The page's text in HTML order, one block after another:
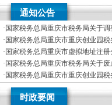
本公司主要业务为：
A.免费提供工商及税务咨询服务
B.重庆公司新设立、变更、验资
C.代办重庆个体营业执照新设立
D.重庆进出口权代办（新设立、
E.协助一般纳税人申请
F.内资公司税务代理（新公司税
G.代理商标注册（设计及申请）
H.注册香港公司
I.内资公司重庆分公司新设立、变
通知公告
· 国家税务总局重庆市税务局关于
车行业纳税人征收管理方式的公司
· 国家税务总局重庆市重庆创业园税
开招聘事业单位工作人员体检公告
· 国家税务总局重庆市虚拟地址注册
年度拟录用公务员公示公告（第一
· 国家税务总局重庆市税务局关于
局重庆市税务局关于发布修订后的
· 国家税务总局重庆市重庆创业园税
开招聘事业单位工作人员笔试公告
国家税务总局重庆市税务局关于
税商店名单和“即买即退”商店名单
时政要闻